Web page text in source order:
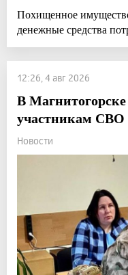
Похищенное
денежные средства
12:26, 4 авг 2026
В Магнитогорске
участникам СВО
Новости